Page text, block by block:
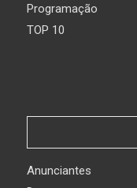
Programação
TOP 10
Anunciantes